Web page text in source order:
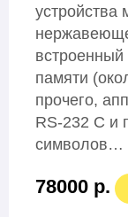
устройства
памяти
прочего,
RS-232 C и
символов…
78000 р.